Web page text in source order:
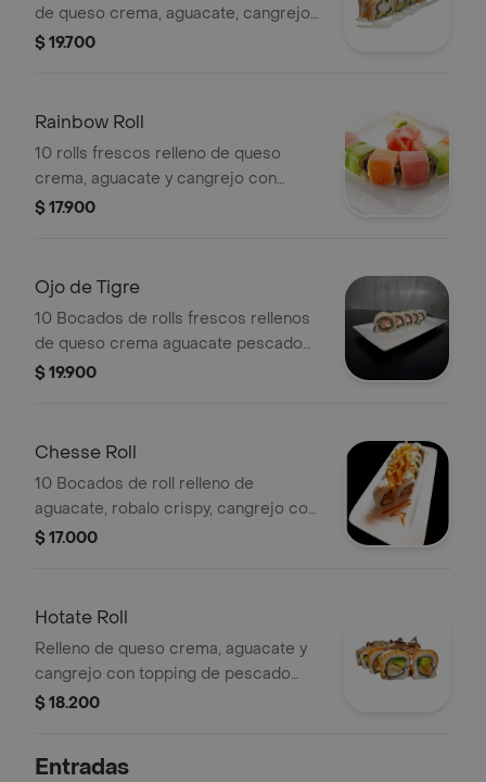
de queso crema, aguacate, cangrejo
con topping de camarón crispy con
$ 19.700
Rainbow Roll
10 rolls frescos relleno de queso
crema, aguacate y cangrejo con
topping de diferentes tipos de
$ 17.900
Ojo de Tigre
10 Bocados de rolls frescos rellenos
de queso crema aguacate pescado
blanco palmito de cangrejo.
$ 19.900
Chesse Roll
10 Bocados de roll relleno de
aguacate, robalo crispy, cangrejo con
topping de salsa especial de queso
$ 17.000
Hotate Roll
Relleno de queso crema, aguacate y
cangrejo con topping de pescado
blanco flameado bañado en salsa
$ 18.200
Entradas